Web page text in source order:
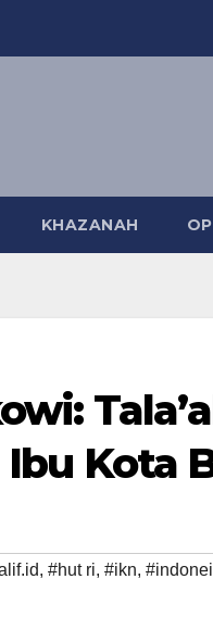
KHAZANAH
Kota
, #hut ri, #ikn,